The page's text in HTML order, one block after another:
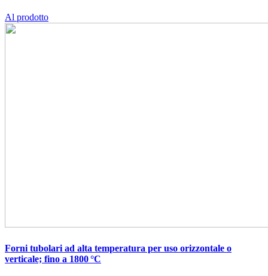
Al prodotto
Forni tubolari ad alta temperatura per uso orizzontale o
verticale; fino a 1800 °C